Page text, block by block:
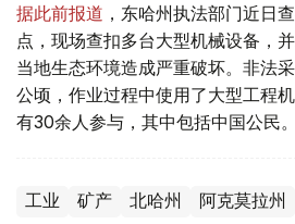
据此前报道 ，东哈州执法部门近日
点，现场查扣多台大型机械设备，
当地生态环境造成严重破坏。非法
公顷，作业过程中使用了大型工程
有30余人参与，其中包括中国公民。
工业 矿产 北哈州 阿克莫拉州